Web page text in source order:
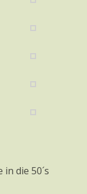
die 50´s